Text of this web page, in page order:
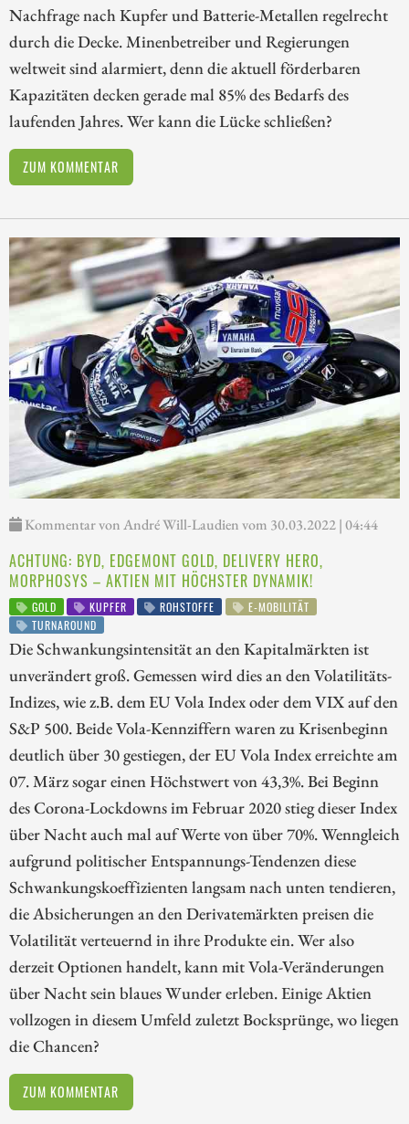
Nachfrage nach Kupfer und Batterie-Metallen regelrecht
durch die Decke. Minenbetreiber und Regierungen
weltweit sind alarmiert, denn die aktuell förderbaren
Kapazitäten decken gerade mal 85% des Bedarfs des
laufenden Jahres. Wer kann die Lücke schließen?
ZUM KOMMENTAR
Kommentar von André Will-Laudien vom 30.03.2022 | 04:44
ACHTUNG: BYD, EDGEMONT GOLD, DELIVERY HERO,
MORPHOSYS – AKTIEN MIT HÖCHSTER DYNAMIK!
GOLD KUPFER ROHSTOFFE
E-MOBILITÄT
TURNAROUND
Die Schwankungsintensität an den Kapitalmärkten ist
unverändert groß. Gemessen wird dies an den Volatilitäts-
Indizes, wie z.B. dem EU Vola Index oder dem VIX auf den
S&P 500. Beide Vola-Kennziffern waren zu Krisenbeginn
deutlich über 30 gestiegen, der EU Vola Index erreichte am
07. März sogar einen Höchstwert von 43,3%. Bei Beginn
des Corona-Lockdowns im Februar 2020 stieg dieser Index
über Nacht auch mal auf Werte von über 70%. Wenngleich
aufgrund politischer Entspannungs-Tendenzen diese
Schwankungskoeffizienten langsam nach unten tendieren,
die Absicherungen an den Derivatemärkten preisen die
Volatilität verteuernd in ihre Produkte ein. Wer also
derzeit Optionen handelt, kann mit Vola-Veränderungen
über Nacht sein blaues Wunder erleben. Einige Aktien
vollzogen in diesem Umfeld zuletzt Bocksprünge, wo liegen
die Chancen?
ZUM KOMMENTAR